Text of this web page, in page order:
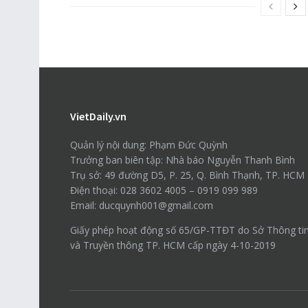
VietDaily.vn
Quản lý nội dung: Phạm Đức Quỳnh
Trưởng ban biên tập: Nhà báo Nguyễn Thanh Bình
Trụ sở: 49 đường D5, P. 25, Q. Bình Thạnh, TP. HCM
Điện thoại: 028 3602 4005 – 0919 099 989
Email: ducquynh001@gmail.com
Giấy phép hoạt động số 65/GP-TTĐT do Sở Thông
và Truyền thông TP. HCM cấp ngày 4-10-2019